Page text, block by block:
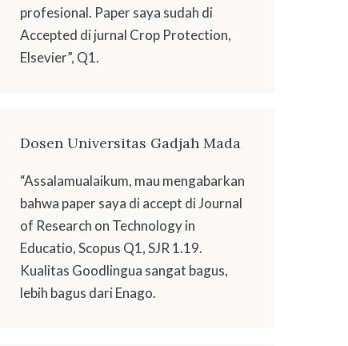
profesional. Paper saya sudah di
Accepted di jurnal Crop Protection,
Elsevier”, Q1.
Dosen Universitas Gadjah Mada
“Assalamualaikum, mau mengabarkan
bahwa paper saya di accept di Journal
of Research on Technology in
Educatio, Scopus Q1, SJR 1.19.
Kualitas Goodlingua sangat bagus,
lebih bagus dari Enago.